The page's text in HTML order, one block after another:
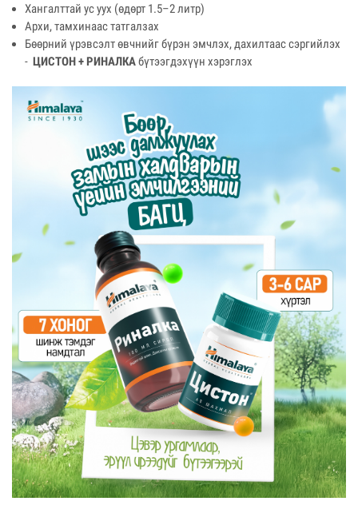
Хангалттай ус уух (өдөрт 1.5–2 литр)
Архи, тамхинаас татгалзах
Бөөрний үрэвсэлт өвчнийг бүрэн эмчлэх, дахилтаас сэргийлэх
- ЦИСТОН + РИНАЛКАбүтээгдэхүүн хэрэглэх